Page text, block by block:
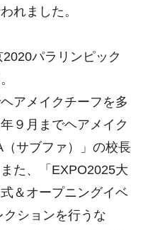
れました。
パラリンピック
アメイクチーフを多
９月までヘアメイク
サブファ）」の校長
た、「EXPO2025大
＆オープニングイベ
ションを行うな